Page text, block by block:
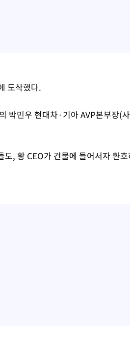
도착했다.
박민우 현대차·기아 AVP본부장(
도, 황 CEO가 건물에 들어서자 환